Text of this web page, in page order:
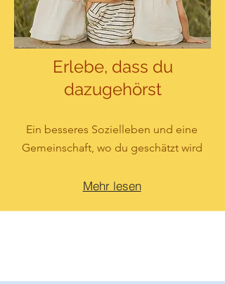
Erlebe, dass du
dazugehörst
Ein besseres Sozielleben und eine
Gemeinschaft, wo du geschätzt wird
Mehr lesen